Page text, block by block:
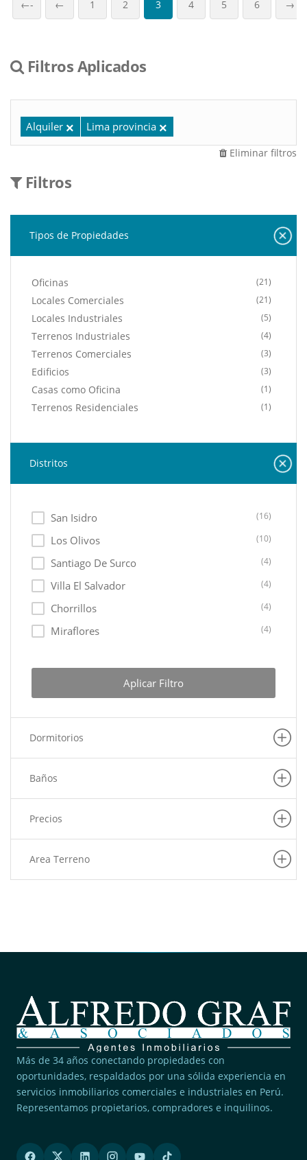
←- ← 1 2 3 4 5 6 →
Filtros Aplicados
Alquiler Lima provincia
Eliminar filtros
Filtros
Tipos de Propiedades
Oficinas (21)
Locales Comerciales (21)
Locales Industriales (5)
Terrenos Industriales (4)
Terrenos Comerciales (3)
Edificios (3)
Casas como Oficina (1)
Terrenos Residenciales (1)
Distritos
San Isidro (16)
Los Olivos (10)
Santiago De Surco (4)
Villa El Salvador (4)
Chorrillos (4)
Miraflores (4)
Ate (2)
Puente Piedra (1)
Pachacamac
Independencia
Lurigancho
Magdalena Del Mar (1)
Aplicar Filtro
Dormitorios
Baños
Precios
Area Terreno
Más de 34 años conectando propiedades con
oportunidades, respaldados por una sólida experiencia en
servicios inmobiliarios comerciales e industriales en Perú.
Representamos propietarios, compradores e inquilinos.